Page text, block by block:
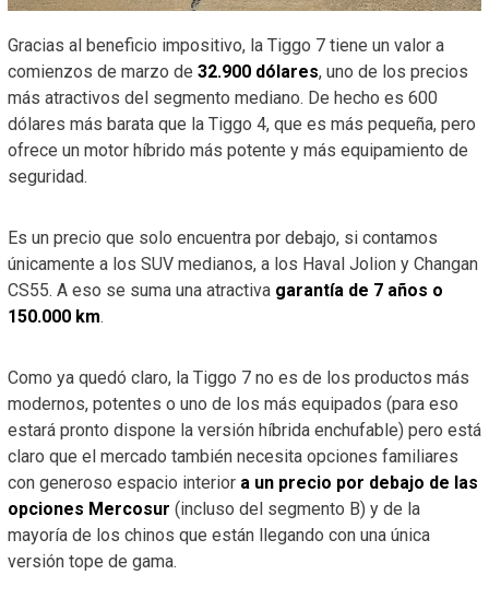
Gracias al beneficio impositivo, la Tiggo 7 tiene un valor a
comienzos de marzo de 32.900 dólares, uno de los precios
más atractivos del segmento mediano. De hecho es 600
dólares más barata que la Tiggo 4, que es más pequeña, pero
ofrece un motor híbrido más potente y más equipamiento de
seguridad.
Es un precio que solo encuentra por debajo, si contamos
únicamente a los SUV medianos, a los Haval Jolion y Changan
CS55. A eso se suma una atractiva garantía de 7 años o
150.000 km.
Como ya quedó claro, la Tiggo 7 no es de los productos más
modernos, potentes o uno de los más equipados (para eso
estará pronto dispone la versión híbrida enchufable) pero está
claro que el mercado también necesita opciones familiares
con generoso espacio interior a un precio por debajo de las
opciones Mercosur (incluso del segmento B) y de la
mayoría de los chinos que están llegando con una única
versión tope de gama.